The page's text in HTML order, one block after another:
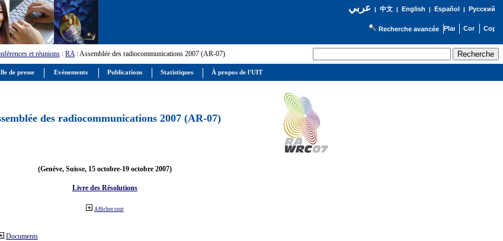
عربي| 中文| English | Español | Русский
Recherche avancée
et réunions : RA: Assemblée des radiocommunications 2007 (AR-07)
des radiocommunications 2007 (AR-07)
(Genève, Suisse, 15 octobre-19 octobre 2007)
Livre des Résolutions
Afficher tout
Documents
de presse Evénements Publications Statistiques À propos de l'UIT